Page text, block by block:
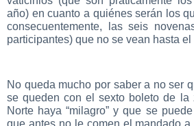
año) en cuanto a quiénes serán los
consecuentemente, las seis
participantes) que no se vean hasta el
No queda mucho por saber a no ser
se queden con el sexto boleto de
Norte haya “milagro” y que se